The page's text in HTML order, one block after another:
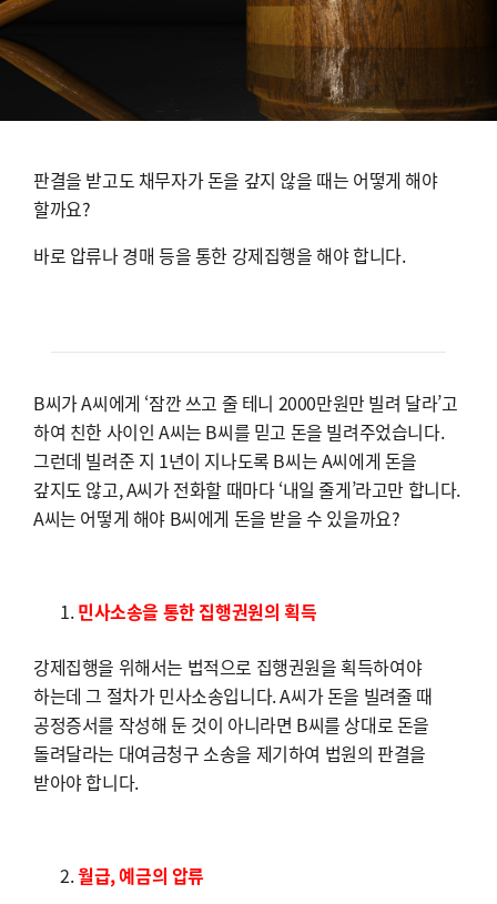
판결을 받고도 채무자가 돈을 갚지 않을 때는 어떻게 해야
할까요?
바로 압류나 경매 등을 통한 강제집행을 해야 합니다.
B씨가 A씨에게 ‘잠깐 쓰고 줄 테니 2000만원만 빌려 달라’고
하여 친한 사이인 A씨는 B씨를 믿고 돈을 빌려주었습니다.
그런데 빌려준 지 1년이 지나도록 B씨는 A씨에게 돈을
갚지도 않고, A씨가 전화할 때마다 ‘내일 줄게’라고만 합니다.
A씨는 어떻게 해야 B씨에게 돈을 받을 수 있을까요?
민사소송을 통한 집행권원의 획득
강제집행을 위해서는 법적으로 집행권원을 획득하여야
하는데 그 절차가 민사소송입니다. A씨가 돈을 빌려줄 때
공정증서를 작성해 둔 것이 아니라면 B씨를 상대로 돈을
돌려달라는 대여금청구 소송을 제기하여 법원의 판결을
받아야 합니다.
월급, 예금의 압류